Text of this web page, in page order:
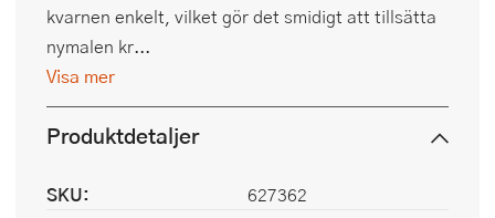
kvarnen enkelt, vilket gör det smidigt att tillsätta
nymalen kr...
Visa mer
Produktdetaljer
SKU:
627362